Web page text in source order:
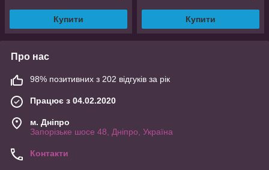
Купити Купити
Про нас
98% позитивних з 202 відгуків за рік
Працює з 04.02.2020
м. Дніпро
Запорізьке шосе 48, Дніпро, Україна
Контакти